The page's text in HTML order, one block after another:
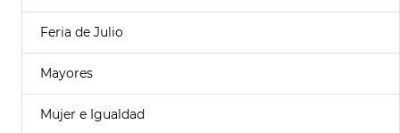
Feria de Julio
Mayores
Mujer e Igualdad